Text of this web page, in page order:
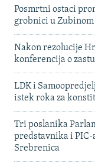
Posmrtni ostaci
grobnici u Zubinom
Nakon rezolucije
konferencija o
LDK i
istek roka za
Tri poslanika
predstavnika i PIC-
Srebrenica